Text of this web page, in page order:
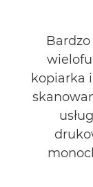
Pomoc
KUP ATRAMENT
kopiarka